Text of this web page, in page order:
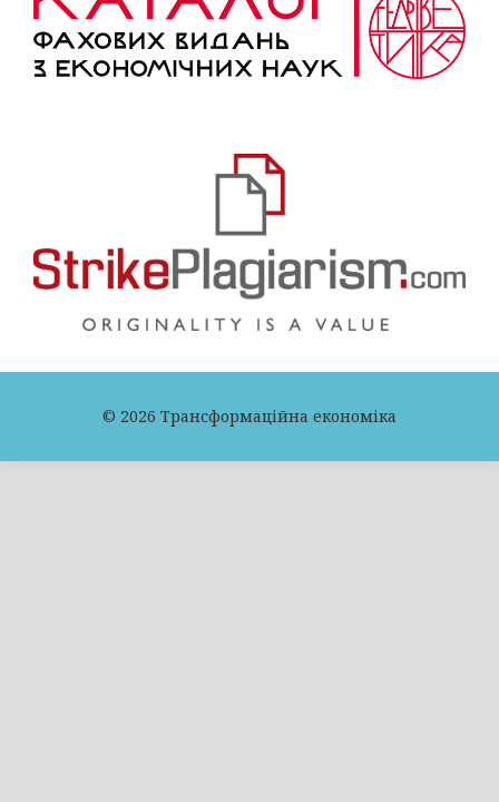
© 2026 Трансформаційна економіка